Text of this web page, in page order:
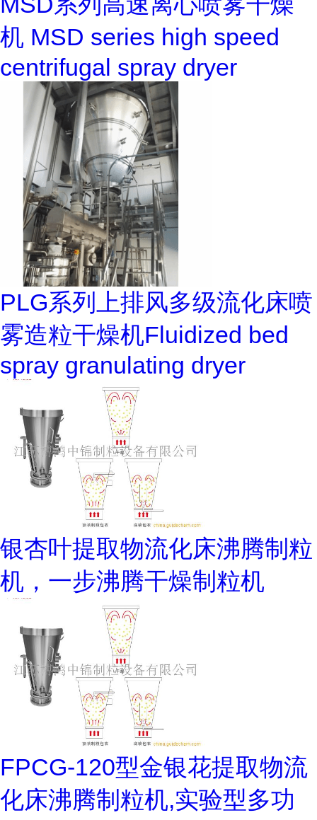
机 MSD series high speed
centrifugal spray dryer
PLG系列上排风多级流化床喷
雾造粒干燥机Fluidized bed
spray granulating dryer
银杏叶提取物流化床沸腾制粒
机，一步沸腾干燥制粒机
FPCG-120型金银花提取物流
化床沸腾制粒机,实验型多功